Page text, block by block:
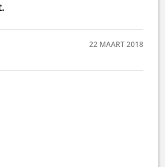
22 MAART 2018